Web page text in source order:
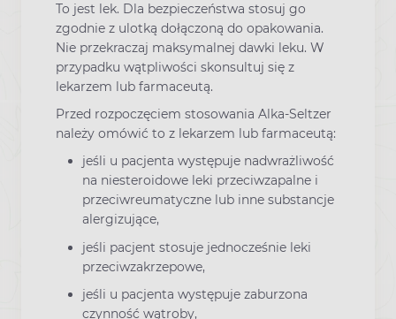
To jest lek. Dla bezpieczeństwa stosuj go
zgodnie z ulotką dołączoną do opakowania.
Nie przekraczaj maksymalnej dawki leku. W
przypadku wątpliwości skonsultuj się z
lekarzem lub farmaceutą.
Przed rozpoczęciem stosowania Alka-Seltzer
należy omówić to z lekarzem lub farmaceutą:
jeśli u pacjenta występuje nadwrażliwość
na niesteroidowe leki przeciwzapalne i
przeciwreumatyczne lub inne substancje
alergizujące,
jeśli pacjent stosuje jednocześnie leki
przeciwzakrzepowe,
jeśli u pacjenta występuje zaburzona
czynność wątroby,